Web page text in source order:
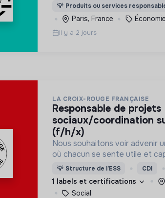
une entreprise privée à but
agréée, depuis 2009, par le
Transition écologique.
💡 Produits ou services
Paris, France
Il y a 2 jours
LA CROIX-ROUGE FRANÇAISE
responsable de projets
sociaux/coordination
(f/h/x)
Nous souhaitons voir advenir
où chacun se sente utile et
Pour cela, nous proposons des
des lieux d’engagement
adaptés à tous.
💡 Structure de l’ESS CDI
1 labels et certifications
Social